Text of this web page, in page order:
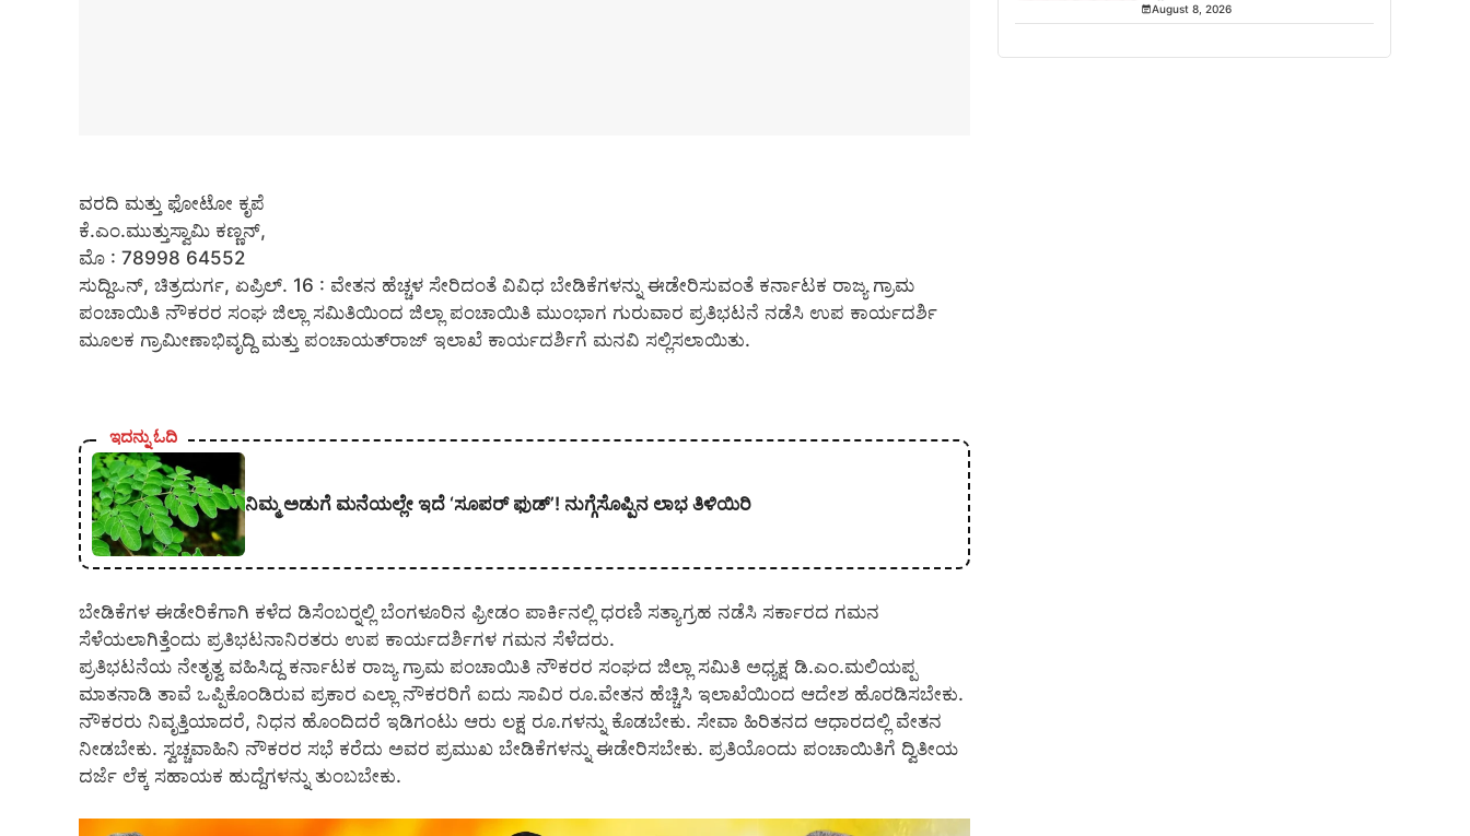
ವರದಿ ಮತ್ತು ಫೋಟೋ ಕೃಪೆ
ಕೆ.ಎಂ.ಮುತ್ತುಸ್ವಾಮಿ ಕಣ್ಣನ್,
ಮೊ : 78998 64552
ಸುದ್ದಿಒನ್, ಚಿತ್ರದುರ್ಗ, ಏಪ್ರಿಲ್. 16 : ವೇತನ ಹೆಚ್ಚಳ ಸೇರಿದಂತೆ ವಿವಿಧ ಬೇಡಿಕೆಗಳನ್ನು ಈಡೇರಿಸುವಂತೆ ಕರ್ನಾಟಕ ರಾಜ್ಯ ಗ್ರಾಮ
ಪಂಚಾಯಿತಿ ನೌಕರರ ಸಂಘ ಜಿಲ್ಲಾ ಸಮಿತಿಯಿಂದ ಜಿಲ್ಲಾ ಪಂಚಾಯಿತಿ ಮುಂಭಾಗ ಗುರುವಾರ ಪ್ರತಿಭಟನೆ ನಡೆಸಿ ಉಪ ಕಾರ್ಯದರ್ಶಿ
ಮೂಲಕ ಗ್ರಾಮೀಣಾಭಿವೃದ್ದಿ ಮತ್ತು ಪಂಚಾಯತ್‍ರಾಜ್ ಇಲಾಖೆ ಕಾರ್ಯದರ್ಶಿಗೆ ಮನವಿ ಸಲ್ಲಿಸಲಾಯಿತು.
ಇದನ್ನು ಓದಿ
ನಿಮ್ಮ ಅಡುಗೆ ಮನೆಯಲ್ಲೇ ಇದೆ ‘ಸೂಪರ್ ಫುಡ್’! ನುಗ್ಗೆಸೊಪ್ಪಿನ ಲಾಭ ತಿಳಿಯಿರಿ
ಬೇಡಿಕೆಗಳ ಈಡೇರಿಕೆಗಾಗಿ ಕಳೆದ ಡಿಸೆಂಬರ್‍ನಲ್ಲಿ ಬೆಂಗಳೂರಿನ ಫ್ರೀಡಂ ಪಾರ್ಕಿನಲ್ಲಿ ಧರಣಿ ಸತ್ಯಾಗ್ರಹ ನಡೆಸಿ ಸರ್ಕಾರದ ಗಮನ
ಸೆಳೆಯಲಾಗಿತ್ತೆಂದು ಪ್ರತಿಭಟನಾನಿರತರು ಉಪ ಕಾರ್ಯದರ್ಶಿಗಳ ಗಮನ ಸೆಳೆದರು.
ಪ್ರತಿಭಟನೆಯ ನೇತೃತ್ವ ವಹಿಸಿದ್ದ ಕರ್ನಾಟಕ ರಾಜ್ಯ ಗ್ರಾಮ ಪಂಚಾಯಿತಿ ನೌಕರರ ಸಂಘದ ಜಿಲ್ಲಾ ಸಮಿತಿ ಅಧ್ಯಕ್ಷ ಡಿ.ಎಂ.ಮಲಿಯಪ್ಪ
ಮಾತನಾಡಿ ತಾವೆ ಒಪ್ಪಿಕೊಂಡಿರುವ ಪ್ರಕಾರ ಎಲ್ಲಾ ನೌಕರರಿಗೆ ಐದು ಸಾವಿರ ರೂ.ವೇತನ ಹೆಚ್ಚಿಸಿ ಇಲಾಖೆಯಿಂದ ಆದೇಶ ಹೊರಡಿಸಬೇಕು.
ನೌಕರರು ನಿವೃತ್ತಿಯಾದರೆ, ನಿಧನ ಹೊಂದಿದರೆ ಇಡಿಗಂಟು ಆರು ಲಕ್ಷ ರೂ.ಗಳನ್ನು ಕೊಡಬೇಕು. ಸೇವಾ ಹಿರಿತನದ ಆಧಾರದಲ್ಲಿ ವೇತನ
ನೀಡಬೇಕು. ಸ್ವಚ್ಚವಾಹಿನಿ ನೌಕರರ ಸಭೆ ಕರೆದು ಅವರ ಪ್ರಮುಖ ಬೇಡಿಕೆಗಳನ್ನು ಈಡೇರಿಸಬೇಕು. ಪ್ರತಿಯೊಂದು ಪಂಚಾಯಿತಿಗೆ ದ್ವಿತೀಯ
ದರ್ಜೆ ಲೆಕ್ಕ ಸಹಾಯಕ ಹುದ್ದೆಗಳನ್ನು ತುಂಬಬೇಕು.
August 8, 2026